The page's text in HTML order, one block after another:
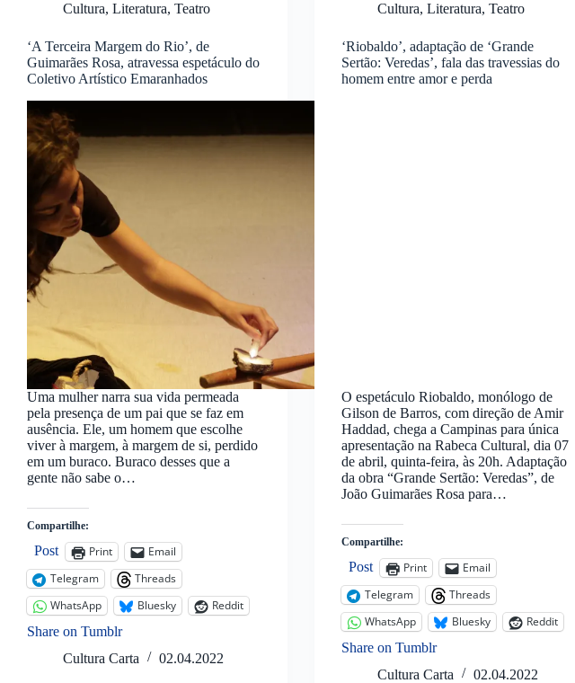
Cultura, Literatura, Teatro
‘A Terceira Margem do Rio’, de
Guimarães Rosa, atravessa espetáculo do
Coletivo Artístico Emaranhados
Uma mulher narra sua vida permeada
pela presença de um pai que se faz em
ausência. Ele, um homem que escolhe
viver à margem, à margem de si, perdido
em um buraco. Buraco desses que a
gente não sabe o…
Compartilhe:
Post Print
Email
Telegram
Threads
WhatsApp
Bluesky
Reddit
Share on Tumblr
Cultura Carta
02.04.2022
Cultura,Literatura,Teatro
‘Riobaldo’, adaptação de ‘Grande
Sertão: Veredas’, fala das travessias do
homem entre amor e perda
O espetáculo Riobaldo, monólogo de
Gilson de Barros, com direção de Amir
Haddad, chega a Campinas para única
apresentação na Rabeca Cultural, dia 07
de abril, quinta-feira, às 20h. Adaptação
da obra “Grande Sertão: Veredas”, de
João Guimarães Rosa para…
Compartilhe:
Post Print
Email
Telegram
Threads
WhatsApp
Bluesky
Reddit
Share on Tumblr
Cultura Carta
02.04.2022